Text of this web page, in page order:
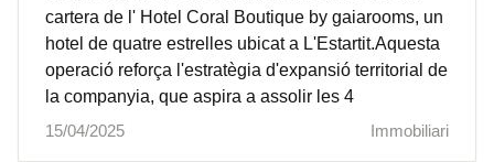
cartera de l' Hotel Coral Boutique by gaiarooms, un
hotel de quatre estrelles ubicat a L'Estartit.Aquesta
operació reforça l'estratègia d'expansió territorial de
la companyia, que aspira a assolir les 4
15/04/2025
Immobiliari